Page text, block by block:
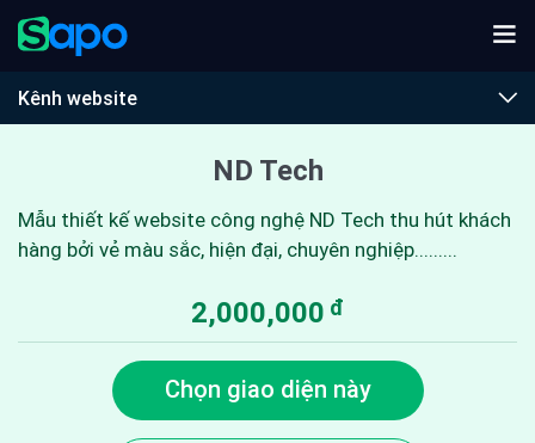
Kênh website
ND Tech
Mẫu thiết kế website công nghệ ND Tech thu hút khách
hàng bởi vẻ màu sắc, hiện đại, chuyên nghiệp.........
2,000,000đ
Chọn giao diện này